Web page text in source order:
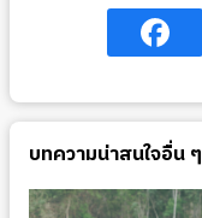
บทความน่าสนใจอื่น ๆ